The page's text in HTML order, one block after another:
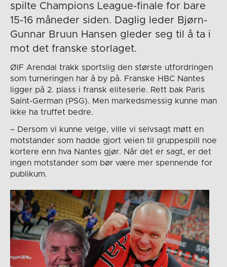
spilte Champions League-finale for bare
15-16 måneder siden. Daglig leder Bjørn-
Gunnar Bruun Hansen gleder seg til å ta i
mot det franske storlaget.
ØIF Arendal trakk sportslig den største utfordringen
som turneringen har å by på. Franske HBC Nantes
ligger på 2. plass i fransk eliteserie. Rett bak Paris
Saint-German (PSG). Men markedsmessig kunne man
ikke ha truffet bedre.
– Dersom vi kunne velge, ville vi selvsagt møtt en
motstander som hadde gjort veien til gruppespill noe
kortere enn hva Nantes gjør. Når det er sagt, er det
ingen motstander som bør være mer spennende for
publikum.